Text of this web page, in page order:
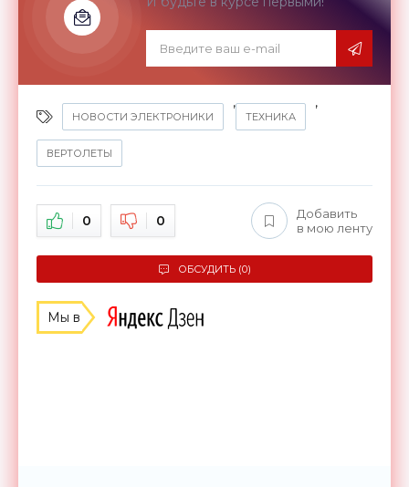
НОВОСТИ ЭЛЕКТРОНИКИ
,
ТЕХНИКА
,
ВЕРТОЛЕТЫ
0 0
Добавить
в мою ленту
ОБСУДИТЬ (0)
Мы в